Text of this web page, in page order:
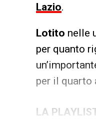
Lazio.
Lotito nelle
per quanto
per il quarto
LA